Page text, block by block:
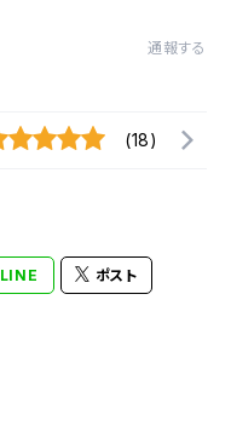
通報する
(18)
LINE ポスト